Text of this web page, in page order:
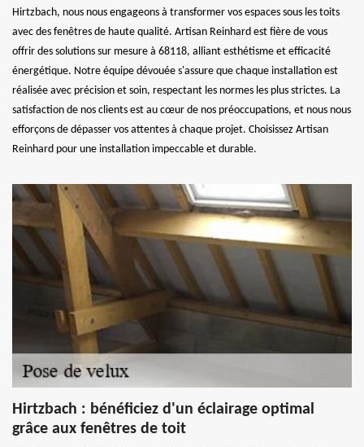
Hirtzbach, nous nous engageons à transformer vos espaces sous les toits
avec des fenêtres de haute qualité. Artisan Reinhard est fière de vous
offrir des solutions sur mesure à 68118, alliant esthétisme et efficacité
énergétique. Notre équipe dévouée s'assure que chaque installation est
réalisée avec précision et soin, respectant les normes les plus strictes. La
satisfaction de nos clients est au cœur de nos préoccupations, et nous nous
efforçons de dépasser vos attentes à chaque projet. Choisissez Artisan
Reinhard pour une installation impeccable et durable.
Hirtzbach : bénéficiez d'un éclairage optimal
grâce aux fenêtres de toit